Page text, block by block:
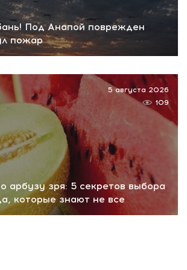
Под Анапой поврежден
пожар
арбузу зря: 5 секретов выбора
которые знают не все
5 августа 2026
109